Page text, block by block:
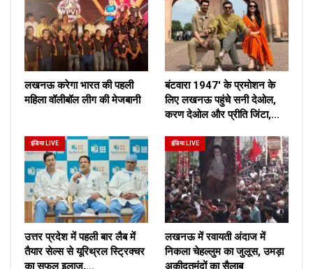
लखनऊ करेगा भारत की पहली
महिला वॉलीबॉल लीग की मेजबानी
बंटवारा 1947′ के प्रमोशन के
लिए लखनऊ पहुंचे सनी देओल,
करण देओल और प्रीति जिंटा,…
इंडिया LIVE
उत्तर प्रदेश में पहली बार लैब में
तैयार सेल्स से यूरिथ्रल स्ट्रिक्चर
का सफल इलाज,…
इंडिया LIVE
लखनऊ में रवायती अंदाज में
निकला चेहल्लुम का जुलूस, उमड़ा
अकीदतमंदों का सैलाब